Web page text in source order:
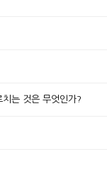
는 것은 무엇인가?